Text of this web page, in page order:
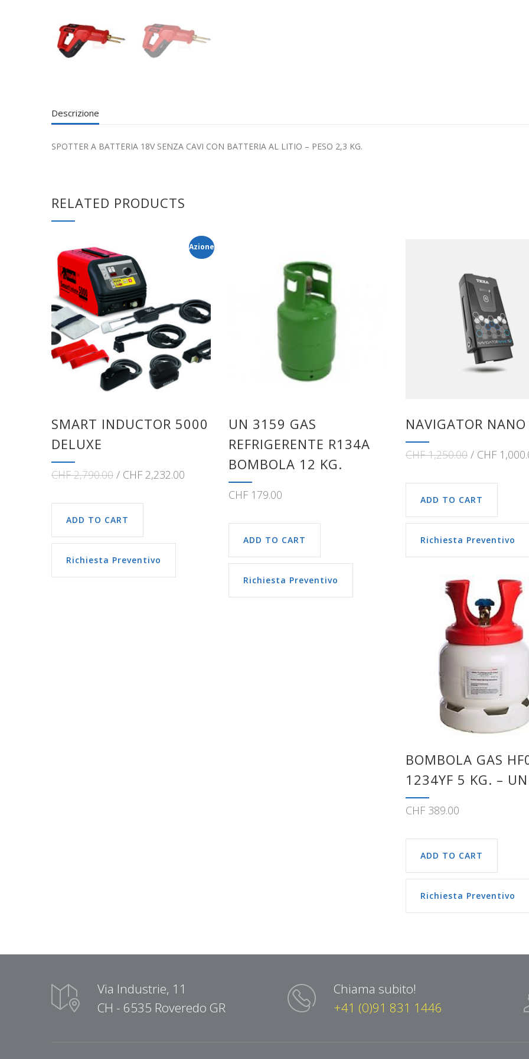
Descrizione
SPOTTER A BATTERIA 18V SENZA CAVI CON BATTERIA AL LITIO – PESO 2,3 KG.
RELATED PRODUCTS
Azione
SMART INDUCTOR 5000
DELUXE
CHF2,790.00 CHF 2,232.00
ADD TO CART
Richiesta Preventivo
UN 3159 GAS
REFRIGERENTE R134A
BOMBOLA 12 KG.
CHF 179.00
ADD TO CART
Richiesta Preventivo
NAVIGATOR NANO
CHF1,250.00 CHF
ADD TO CART
Richiesta Preventivo
BOMBOLA GAS
1234YF 5 KG. –
CHF 389.00
ADD TO CART
Richiesta Preventivo
Via Industrie, 11
CH - 6535 Roveredo GR
Chiama subito!
+41 (0)91 831 1446